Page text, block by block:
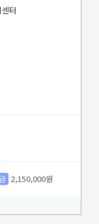
터
2,150,000원